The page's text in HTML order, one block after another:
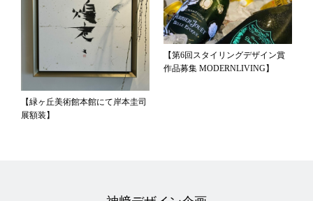
【緑ヶ丘美術館本館にて岸本圭司
展額装】
【第6回スタイリングデザイン賞
作品募集 MODERNLIVING】